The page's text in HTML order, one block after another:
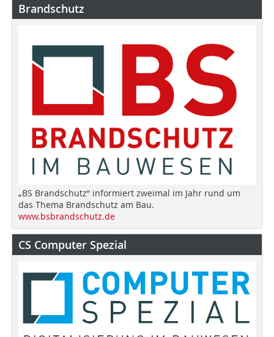
Brandschutz
„BS Brandschutz“ informiert zweimal im Jahr rund um
das Thema Brandschutz am Bau.
www.bsbrandschutz.de
CS Computer Spezial